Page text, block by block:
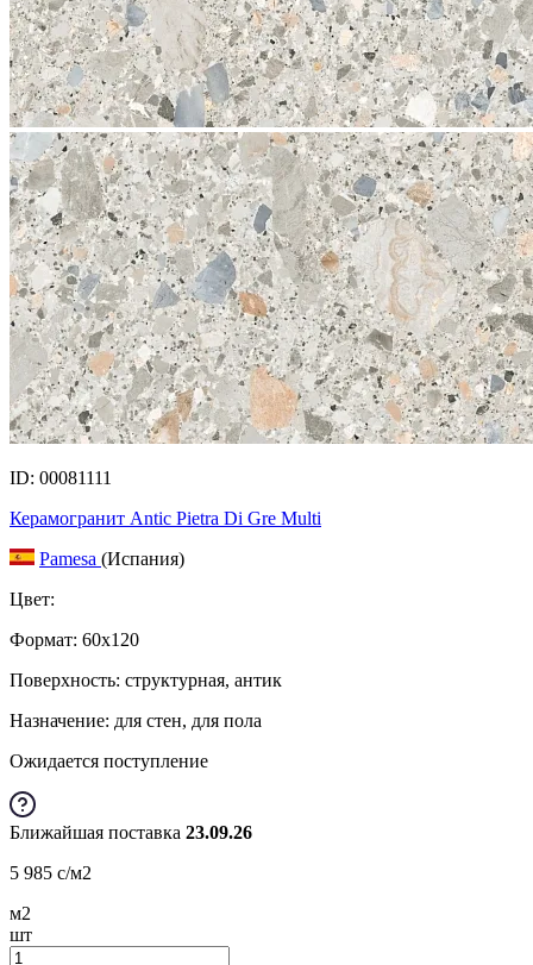
ID: 00081111
Керамогранит Antic Pietra Di Gre Multi
Pamesa (Испания)
Цвет:
Формат: 60x120
Поверхность: структурная, антик
Назначение: для стен, для пола
Ожидается поступление
Ближайшая поставка 23.09.26
5 985 c/м2
м2
шт